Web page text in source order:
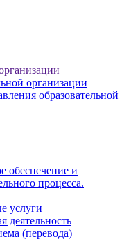
организации
образовательной
обеспечение и
процесса.
услуги
деятельность
(перевода)